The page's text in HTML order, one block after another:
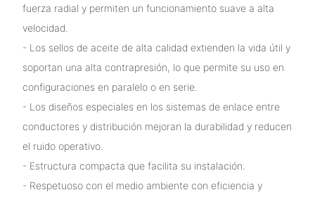
fuerza radial y permiten un funcionamiento suave a alta
velocidad.
- Los sellos de aceite de alta calidad extienden la vida útil y
soportan una alta contrapresión, lo que permite su uso en
configuraciones en paralelo o en serie.
- Los diseños especiales en los sistemas de enlace entre
conductores y distribución mejoran la durabilidad y reducen
el ruido operativo.
- Estructura compacta que facilita su instalación.
- Respetuoso con el medio ambiente con eficiencia y